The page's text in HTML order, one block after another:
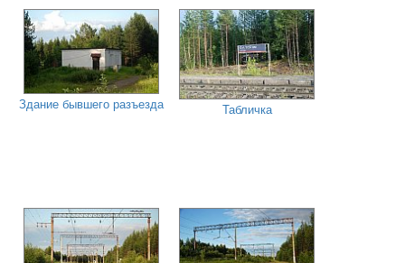
Здание бывшего разъезда Табличка